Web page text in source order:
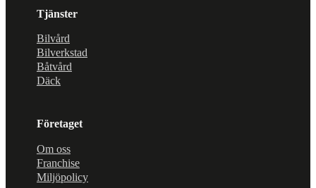
Tjänster
Bilvård
Bilverkstad
Båtvård
Däck
Företaget
Om oss
Franchise
Miljöpolicy